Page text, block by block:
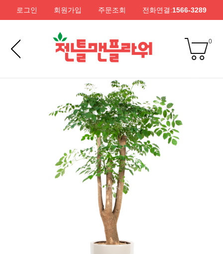
로그인 회원가입 주문조회 전화연결:1566-3289
0